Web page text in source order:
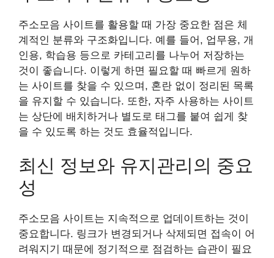
주소모음 사이트를 활용할 때 가장 중요한 점은 체
계적인 분류와 구조화입니다. 예를 들어, 업무용, 개
인용, 학습용 등으로 카테고리를 나누어 저장하는
것이 좋습니다. 이렇게 하면 필요할 때 빠르게 원하
는 사이트를 찾을 수 있으며, 혼란 없이 정리된 목록
을 유지할 수 있습니다. 또한, 자주 사용하는 사이트
는 상단에 배치하거나 별도로 태그를 붙여 쉽게 찾
을 수 있도록 하는 것도 효율적입니다.
최신 정보와 유지관리의 중요
성
주소모음 사이트는 지속적으로 업데이트하는 것이
중요합니다. 링크가 변경되거나 삭제되면 접속이 어
려워지기 때문에 정기적으로 점검하는 습관이 필요